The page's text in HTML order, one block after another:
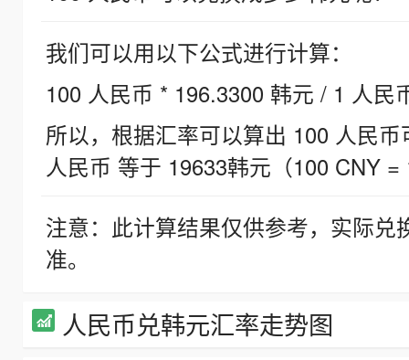
我们可以用以下公式进行计算：
100 人民币 * 196.3300 韩元 / 1 人民
所以，根据汇率可以算出 100 人民
人民币 等于 19633韩元（100 CNY =
注意：此计算结果仅供参考，实际
准。
人民币兑韩元汇率走势图